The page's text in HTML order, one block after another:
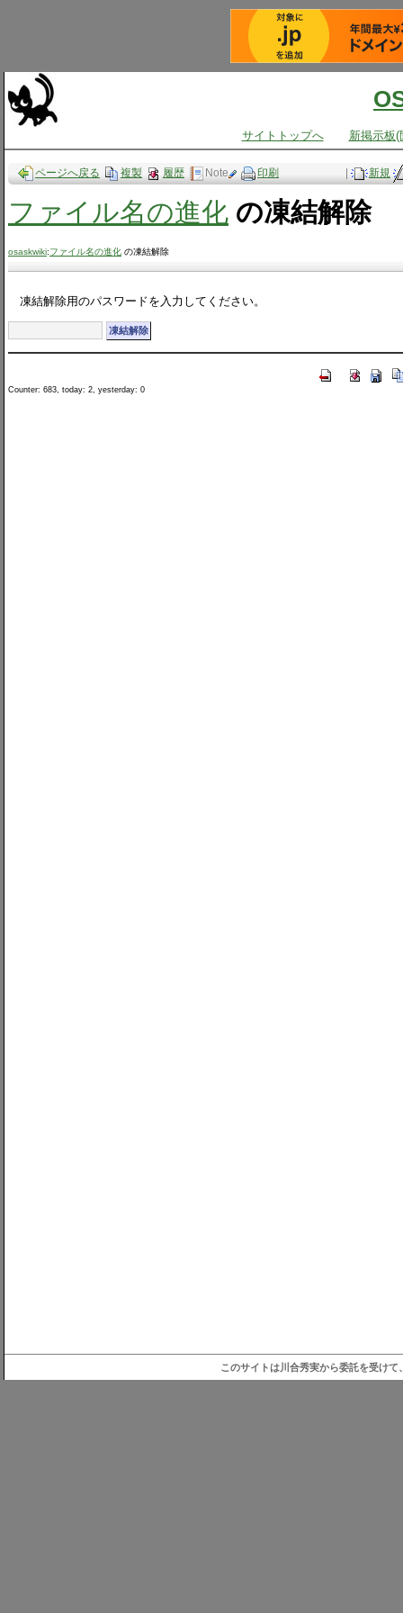
サイトトップへ 新掲示板(
新規
ページへ戻る 複製 履歴 Note 印刷
ファイル名の進化 の凍結解除
osaskwiki:ファイル名の進化 の凍結解除
凍結解除用のパスワードを入力してください。
Counter: 683, today: 2, yesterday: 0
このサイトは川合秀実から委託を受け